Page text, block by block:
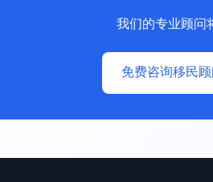
我们的专业顾问
免费咨询移民